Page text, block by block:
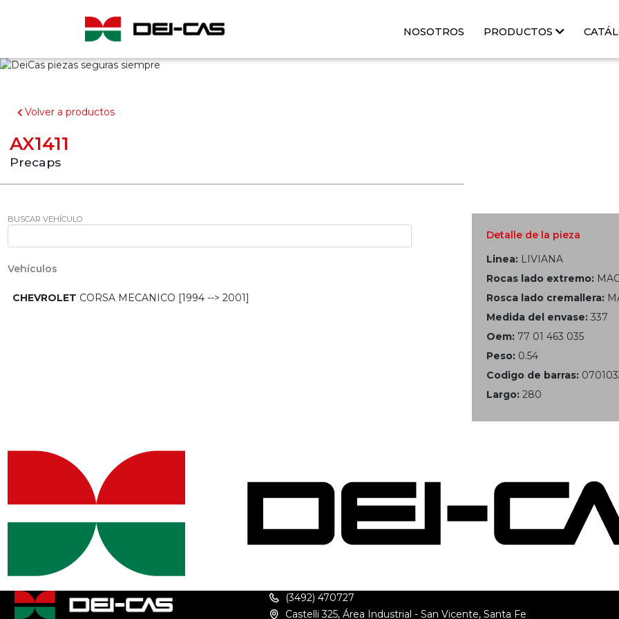
NOSOTROS PRODUCTOS
Volver a productos
AX1411
Precaps
BUSCAR VEHÍCULO
Vehículos
CHEVROLET CORSA MECANICO [1994 --> 2001]
Detalle de la pieza
Linea: LIVIANA
Rocas lado extremo:
Rosca lado cremallera:
Medida del envase: 337
Oem: 77 01 463 035
Peso: 0.54
Codigo de barras:
Largo: 280
(3492) 470727
Castelli 325, Área Industrial - San Vicente, Santa Fe